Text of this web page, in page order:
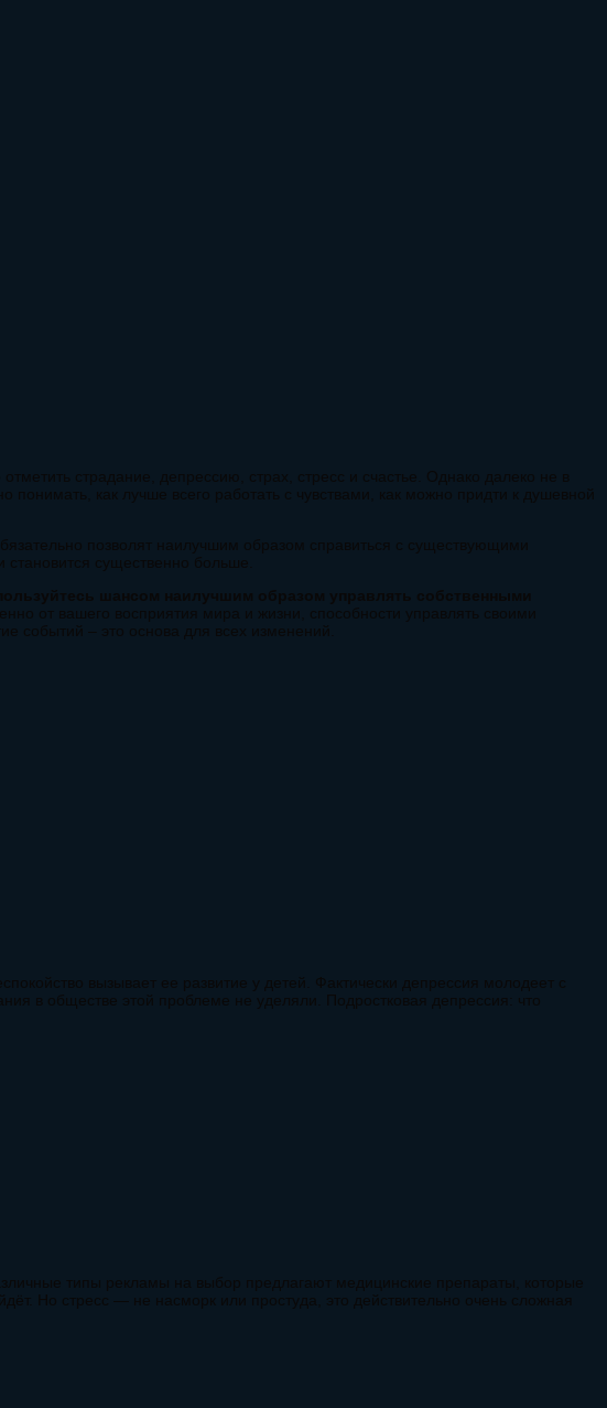
страдание, депрессию, страх, стресс и счастье. Однако далеко не в
как лучше всего работать с чувствами, как можно придти к душевной
позволят наилучшим образом справиться с существующими
становится существенно больше.
шансом наилучшим образом управлять собственными
от вашего восприятия мира и жизни, способности управлять своими
событий – это основа для всех изменений.
вызывает ее развитие у детей. Фактически депрессия молодеет с
в обществе этой проблеме не уделяли. Подростковая депрессия: что
типы рекламы на выбор предлагают медицинские препараты, которые
Но стресс — не насморк или простуда, это действительно очень сложная